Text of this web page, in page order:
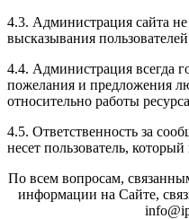
4.3. Администрация сайта не
высказывания пользователей
4.4. Администрация всегда
пожелания и предложения
относительно работы
4.5. Ответственность за
несет пользователь,
По всем вопросам,
информации на Сайте,